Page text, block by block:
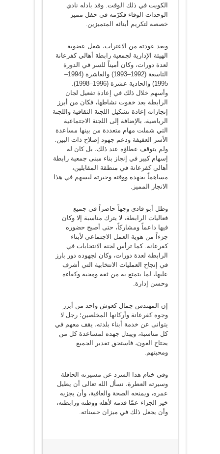
الكويت في ذلك الوقت. وقد بادله نادي
الوحدات الوفاء فكرّمه في حفل مميز
خصصه لتكريم أبنائه المتميزين.
وبعد عودته من الاغتراب، شغل عضوية
الهيئة الإدارية لجمعية رابطة أهالي كفرعانة
لعدة دورات، وكان أميناً للسر في الدورة
التاسعة (1992–1993) والعاشرة (1994–
1995) والحادية عشرة (1996–1998).
وأسهم خلال ذلك في إعادة تفعيل لجان
الرابطة بعد خفوت نشاطها، فكان من أبرز
إنجازاته إعادة تشكيل اللجنة الثقافية واللجنة
الرياضية، بالإضافة إلى اللجنة الاجتماعية
التي شملت مهام متعددة من بينها مساعدة
الأسر العفيفة ودعم جهود إصلاح ذات البين.
ولم يتوقف عطاؤه عند ذلك، بل كان له
إسهام كبير في إنجاز بناء مبنى جمعية رابطة
أهالي كفرعانة في منطقة المقابلين،
مساهماً بجهده ووقته وخبرته ليسهم في هذا
الانجاز المميز.
وظل أبو فادي وجهاً حاضراً في جميع
فعاليات الرابطة، لا يترك مناسبة إلا وكان
فيها داعماً ومشاركاً، حتى أصبح حضوره
جزءاً من هوية العمل الاجتماعي لأبناء
كفرعانة. كما ترأس لجنة الانتخابات في
الرابطة لعدة دورات، وكان لجهوده دور بارز
في إنجاح العمليات الانتخابية التي أشرف
عليها، لما يتمتع به من ثقة ومحبة وكفاءة
وحسن إدارة.
إن المهندس جمال كعوش واحد من أبرز
وجوه كفرعانة وأركانها المخلصين؛ رجل لا
يتوانى عن خدمة أبناء بلدته، يقف معهم في
كل مناسبة، ويبذل جهده لمساعدة كل من
يحتاج العون، فاستحق تقدير الجميع
ومحبتهم.
وفي ختام هذا السرد عن مسيرته الحافلة
وسيرته العطرة، نسأل الله تعالى أن يطيل
عمره، ويمنحه الصحة والعافية، وأن يجزيه
خير الجزاء عمّا قدمه لأهله ووطنه ورابطته،
وأن يجعل ذلك في ميزان حسناته.